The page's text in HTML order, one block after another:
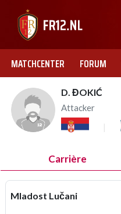
MATCHCENTER FORUM
D. ĐOKIĆ
Attacker
Carrière
Mladost Lučani